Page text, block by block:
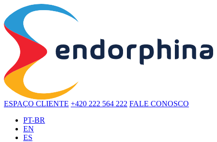
ESPAÇO CLIENTE +420 222 564 222 FALE CONOSCO
PT-BR
EN
ES